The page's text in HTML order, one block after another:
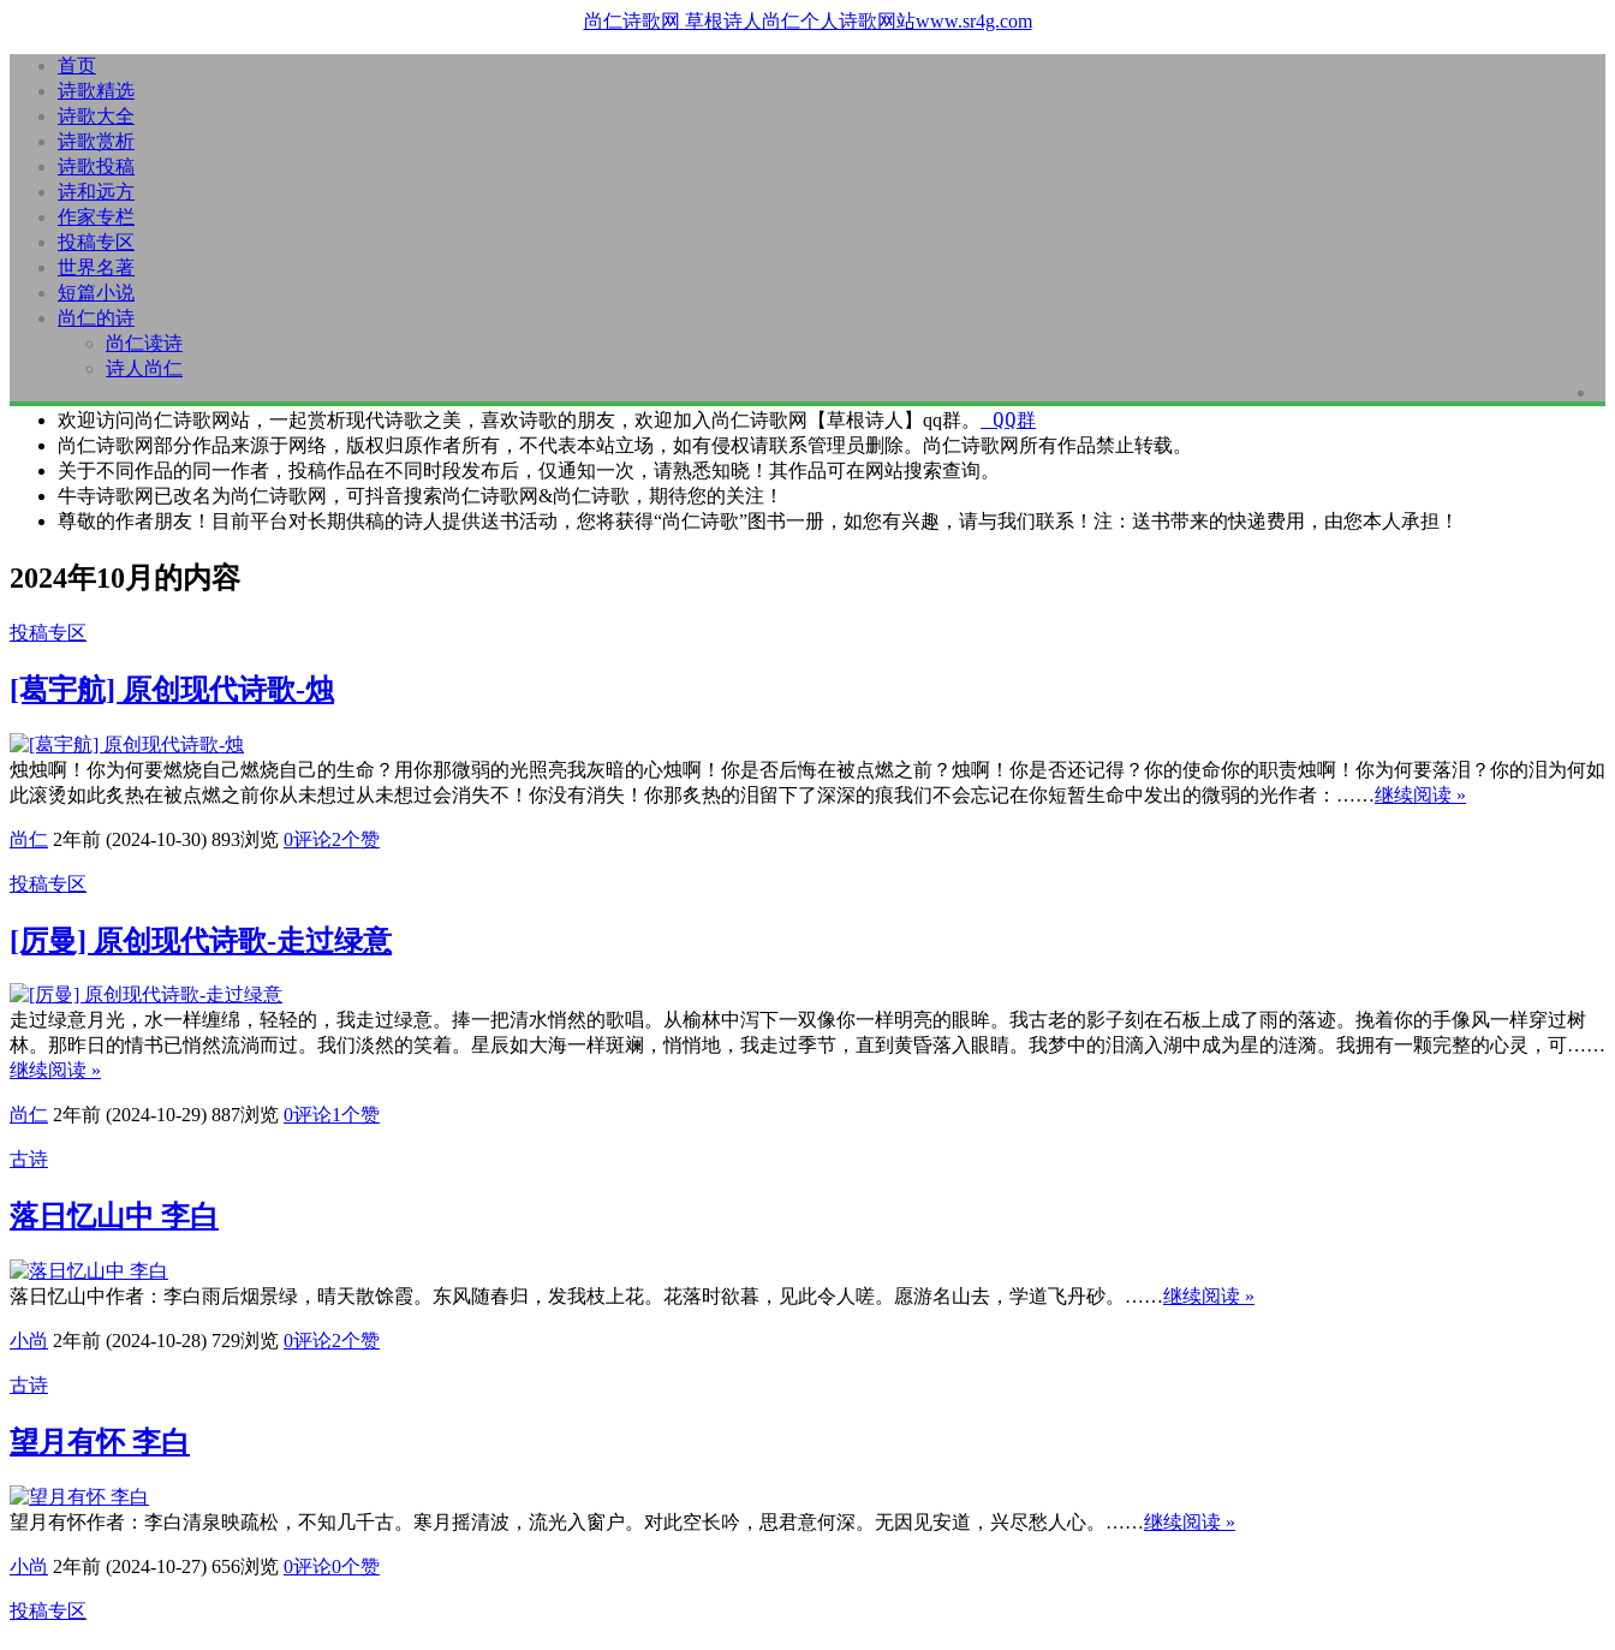
尚仁诗歌网 草根诗人尚仁个人诗歌网站www.sr4g.com
首页
诗歌精选
诗歌大全
诗歌赏析
诗歌投稿
诗和远方
作家专栏
投稿专区
世界名著
短篇小说
尚仁的诗
尚仁读诗
诗人尚仁
欢迎访问尚仁诗歌网站，一起赏析现代诗歌之美，喜欢诗歌的朋友，欢迎加入尚仁诗歌网【草根诗人】qq群。 QQ群
尚仁诗歌网部分作品来源于网络，版权归原作者所有，不代表本站立场，如有侵权请联系管理员删除。尚仁诗歌网所有作品禁止转载。
关于不同作品的同一作者，投稿作品在不同时段发布后，仅通知一次，请熟悉知晓！其作品可在网站搜索查询。
牛寺诗歌网已改名为尚仁诗歌网，可抖音搜索尚仁诗歌网&尚仁诗歌，期待您的关注！
尊敬的作者朋友！目前平台对长期供稿的诗人提供送书活动，您将获得“尚仁诗歌”图书一册，如您有兴趣，请与我们联系！注：送书带来的快递费用，由您本人承担！
2024年10月的内容
投稿专区
[葛宇航] 原创现代诗歌-烛
烛烛啊！你为何要燃烧自己燃烧自己的生命？用你那微弱的光照亮我灰暗的心烛啊！你是否后悔在被点燃之前？烛啊！你是否还记得？你的使命你的职责烛啊！你为何要落泪？你的泪为何如
此滚烫如此炙热在被点燃之前你从未想过从未想过会消失不！你没有消失！你那炙热的泪留下了深深的痕我们不会忘记在你短暂生命中发出的微弱的光作者：……继续阅读 »
尚仁 2年前 (2024-10-30) 893浏览 0评论2个赞
投稿专区
[厉曼] 原创现代诗歌-走过绿意
走过绿意月光，水一样缠绵，轻轻的，我走过绿意。捧一把清水悄然的歌唱。从榆林中泻下一双像你一样明亮的眼眸。我古老的影子刻在石板上成了雨的落迹。挽着你的手像风一样穿过树
林。那昨日的情书已悄然流淌而过。我们淡然的笑着。星辰如大海一样斑斓，悄悄地，我走过季节，直到黄昏落入眼睛。我梦中的泪滴入湖中成为星的涟漪。我拥有一颗完整的心灵，可……
继续阅读 »
尚仁 2年前 (2024-10-29) 887浏览 0评论1个赞
古诗
落日忆山中 李白
落日忆山中作者：李白雨后烟景绿，晴天散馀霞。东风随春归，发我枝上花。花落时欲暮，见此令人嗟。愿游名山去，学道飞丹砂。……继续阅读 »
小尚 2年前 (2024-10-28) 729浏览 0评论2个赞
古诗
望月有怀 李白
望月有怀作者：李白清泉映疏松，不知几千古。寒月摇清波，流光入窗户。对此空长吟，思君意何深。无因见安道，兴尽愁人心。……继续阅读 »
小尚 2年前 (2024-10-27) 656浏览 0评论0个赞
投稿专区